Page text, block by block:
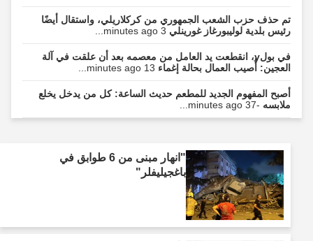
تم حذف حزب الشعب الجمهوري من كركلاريلي، واستقال أيضًا
رئيس بلدية لوليبورغاز غورينلي3 minutes ago...
في بولу، انقطعت يد العامل من معصمه بعد أن علقت في آلة
العجين: أُصيب العمال بحالة إغماء13 minutes ago...
أصبح المفهوم الجديد للمطعم حديث الساعة: كل من يدخل يخلع
ملابسه-37 minutes ago...
"انهار مبنى من 6 طوابق في
باغجيليفلر"